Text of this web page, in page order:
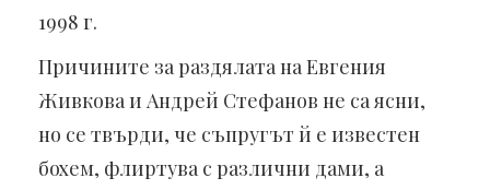
1998 г.
Причините за раздялата на Евгения
Живкова и Андрей Стефанов не са ясни,
но се твърди, че съпругът й е известен
бохем, флиртува с различни дами, а